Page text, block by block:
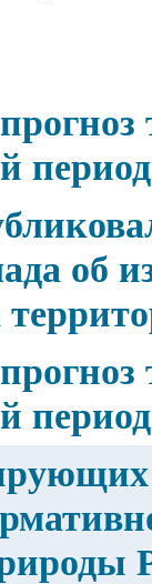
об